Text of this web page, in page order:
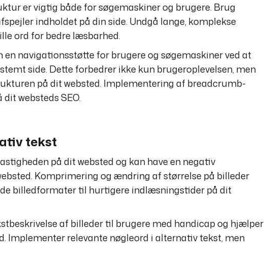
er vigtig både for søgemaskiner og brugere. Brug
indholdet på din side. Undgå lange, komplekse
ord for bedre læsbarhed.
en navigationsstøtte for brugere og søgemaskiner ved at
side. Dette forbedrer ikke kun brugeroplevelsen, men
på dit websted. Implementering af breadcrumb-
websteds SEO.
tekst
på dit websted og kan have en negativ
Komprimering og ændring af størrelse på billeder
billedformater til hurtigere indlæsningstider på dit
af billeder til brugere med handicap og hjælper
Implementer relevante nøgleord i alternativ tekst, men